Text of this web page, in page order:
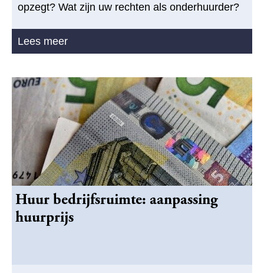
opzegt? Wat zijn uw rechten als onderhuurder?
Lees meer
Huur bedrijfsruimte: aanpassing
huurprijs